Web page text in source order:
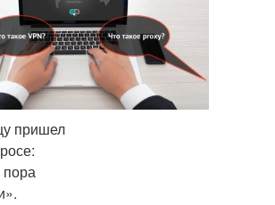
пришел
пора